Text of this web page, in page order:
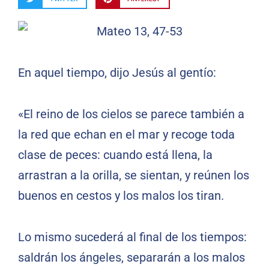
En aquel tiempo, dijo Jesús al gentío:
«El reino de los cielos se parece también a
la red que echan en el mar y recoge toda
clase de peces: cuando está llena, la
arrastran a la orilla, se sientan, y reúnen los
buenos en cestos y los malos los tiran.
Lo mismo sucederá al final de los tiempos:
saldrán los ángeles, separarán a los malos